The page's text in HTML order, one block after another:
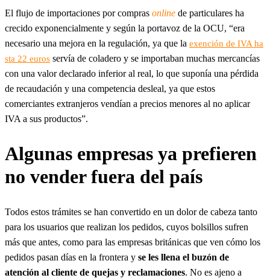
El flujo de importaciones por compras online de particulares ha
crecido exponencialmente y según la portavoz de la OCU, “era
necesario una mejora en la regulación, ya que la exención de IVA ha
sta 22 euros servía de coladero y se importaban muchas mercancías
con una valor declarado inferior al real, lo que suponía una pérdida
de recaudación y una competencia desleal, ya que estos
comerciantes extranjeros vendían a precios menores al no aplicar
IVA a sus productos”.
Algunas empresas ya prefieren
no vender fuera del país
Todos estos trámites se han convertido en un dolor de cabeza tanto
para los usuarios que realizan los pedidos, cuyos bolsillos sufren
más que antes, como para las empresas británicas que ven cómo los
pedidos pasan días en la frontera y se les llena el buzón de
atención al cliente de quejas y reclamaciones. No es ajeno a